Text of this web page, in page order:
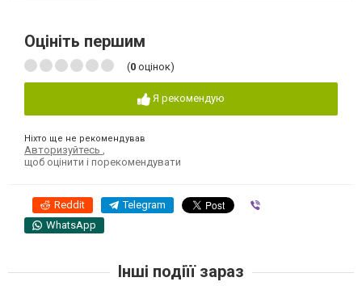
Оцініть першим
(0 оцінок)
Я рекомендую
Ніхто ще не рекомендував
Авторизуйтесь
щоб оцінити і порекомендувати
Reddit Telegram
WhatsApp
Інші подіїї зараз